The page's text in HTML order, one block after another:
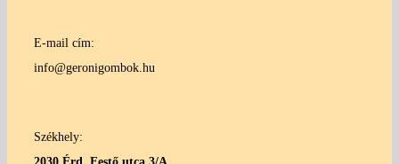
E-mail cím:
info@geronigombok.hu
Székhely: